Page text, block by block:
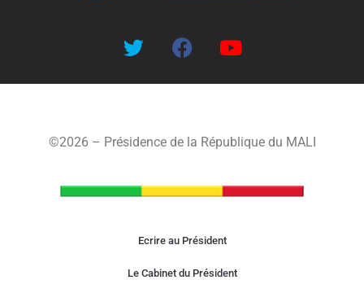
©2026 – Présidence de la République du MALI
Ecrire au Président
Le Cabinet du Président